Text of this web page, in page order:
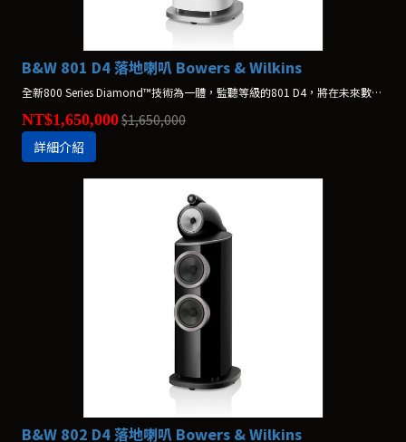
B&W 801 D4 落地喇叭 Bowers & Wilkins
全新800 Series Diamond™技術為一體，監聽等級的801 D4，將在未來數年為業界重新定義高階揚聲器的標準。
NT$1,650,000$1,650,000
詳細介紹
B&W 802 D4 落地喇叭 Bowers & Wilkins